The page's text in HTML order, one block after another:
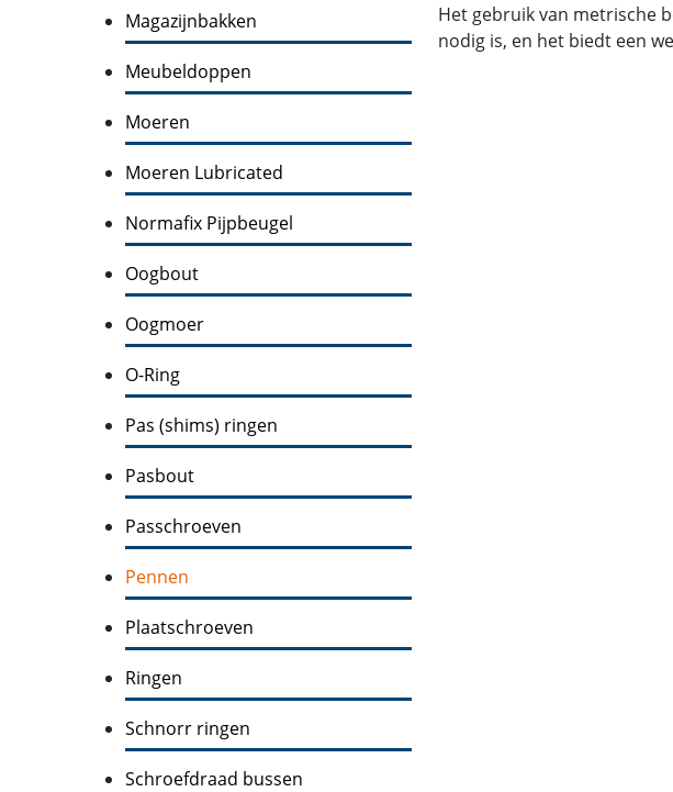
Magazijnbakken
Meubeldoppen
Moeren
Moeren Lubricated
Normafix Pijpbeugel
Oogbout
Oogmoer
O-Ring
Pas (shims) ringen
Pasbout
Passchroeven
Pennen
Plaatschroeven
Ringen
Schnorr ringen
Schroefdraad bussen
Het gebruik van metrische
nodig is, en het biedt een